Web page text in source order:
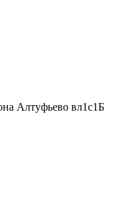
Алтуфьево вл1с1Б